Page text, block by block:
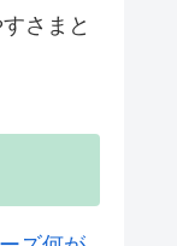
さまと